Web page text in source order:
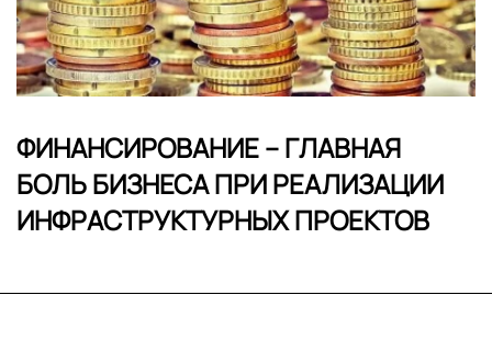
ФИНАНСИРОВАНИЕ – ГЛАВНАЯ
БОЛЬ БИЗНЕСА ПРИ РЕАЛИЗАЦИИ
ИНФРАСТРУКТУРНЫХ ПРОЕКТОВ